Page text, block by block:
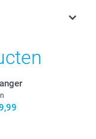
Zwart &
en aan het